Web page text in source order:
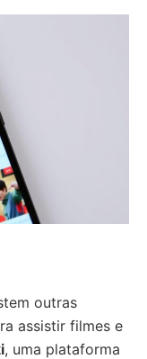
outras
assistir filmes e
, uma plataforma